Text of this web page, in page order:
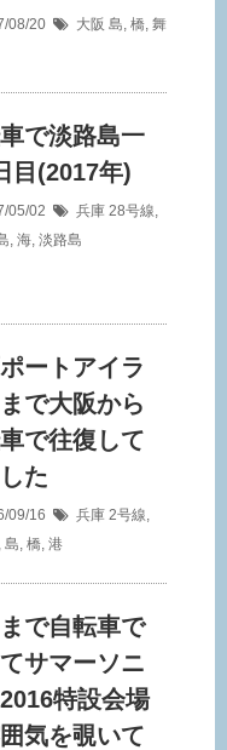
08/20 大阪 島, 橋, 舞
で淡路島一
目(2017年)
05/02 兵庫 28号線,
, 海, 淡路島
ートアイラ
で大阪から
で往復して
た
09/16 兵庫 2号線,
, 島, 橋, 港
で自転車で
サマーソニ
特設会場
気を覗いて